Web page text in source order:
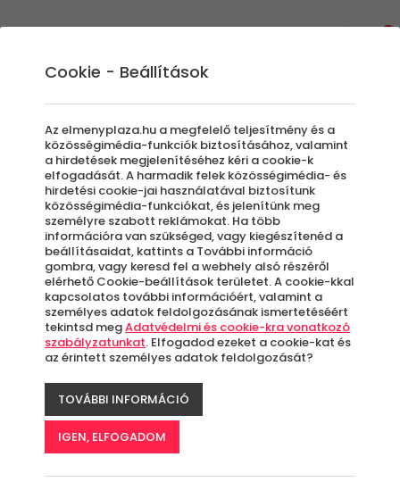
Ajándék ötletek húsvétra
gyerekeknek és felnőtteknek
Nem csak piros tojást és csokinyuszit lehet
adni húsvétra! Weboldalunkon rengeteg
olyan élményajándékot találhatsz, amelyekkel
felejthetetlenné teheted a húsvéti hosszú
hétvégét. Kuponjaink segítségével szinte
bármilyen programot leszervezhetsz az
ünnepekre, amelyek gyerekeknek és
felnőtteknek is ugyanolyan minőségi
szórakozást nyújthatnak.
Szűrők beállítása
Cookie - Beállítások
Az elmenyplaza.hu a megfelelő teljesítmény és a
közösségimédia-funkciók biztosításához, valamint
a hirdetések megjelenítéséhez kéri a cookie-k
elfogadását. A harmadik felek közösségimédia- és
hirdetési cookie-jai használatával biztosítunk
közösségimédia-funkciókat, és jelenítünk meg
személyre szabott reklámokat. Ha több
információra van szükséged, vagy kiegészítenéd a
beállításaidat, kattints a További információ
gombra, vagy keresd fel a webhely alsó részéről
elérhető Cookie-beállítások területet. A cookie-kkal
kapcsolatos további információért, valamint a
személyes adatok feldolgozásának ismertetéséért
tekintsd megAdatvédelmi és cookie-kra vonatkozó
szabályzatunkat. Elfogadod ezeket a cookie-kat és
az érintett személyes adatok feldolgozását?
TOVÁBBI INFORMÁCIÓ
IGEN, ELFOGADOM